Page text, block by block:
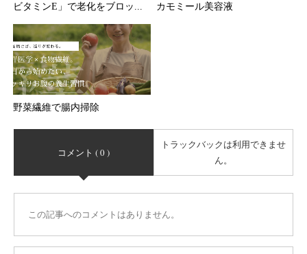
ビタミンE」で老化をブロッ...
カモミール美容液
野菜繊維で腸内掃除
コメント ( 0 )
トラックバックは利用できませ
ん。
この記事へのコメントはありません。